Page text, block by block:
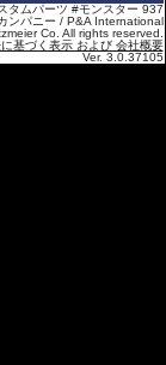
タムパーツ #モンスター 937
ンパニー / P&A International
Co. All rights reserved.
基づく表示 および 会社概要
Ver. 3.0.37105